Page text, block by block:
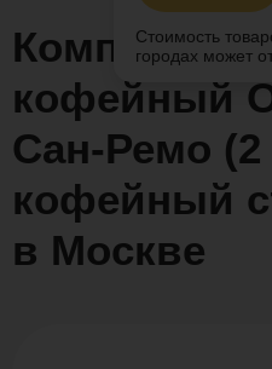
Стоимость
городах может
Комплект
кофейный
Сан-Ремо (2
кофейный
в Москве